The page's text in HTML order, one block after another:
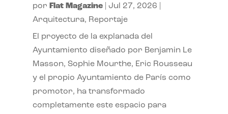
por Flat Magazine| Jul 27, 2026
Arquitectura, Reportaje
El proyecto de la explanada del
Ayuntamiento diseñado por Benjamin Le
Masson, Sophie Mourthe, Eric Rousseau
y el propio Ayuntamiento de París como
promotor, ha transformado
completamente este espacio para